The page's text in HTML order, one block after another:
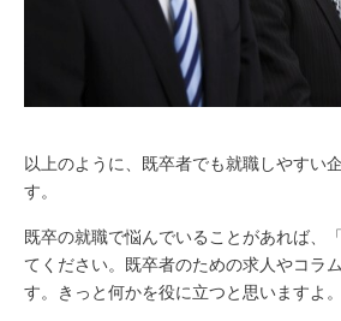
以上のように、既卒者でも就職しやすい
す。
既卒の就職で悩んでいることがあれば、「
てください。既卒者のための求人やコラ
す。きっと何かを役に立つと思いますよ。